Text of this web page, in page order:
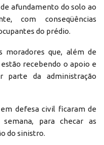
afundamento do solo ao
com conseqüências
do prédio.
moradores que, além de
recebendo o apoio e
parte da administração
defesa civil ficaram de
para checar as
do sinistro.